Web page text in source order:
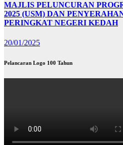
MAJLIS PELUNCURAN
2025 (USM) DAN
PERINGKAT NEGERI KEDAH
20/01/2025
Pelancaran Logo 100 Tahun